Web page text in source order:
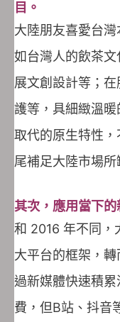
目。
大陸朋友喜愛台
如台灣人的飲茶
展文創設計等；
護等，具細緻溫
取代的原生特性
尾補足大陸市場所
其次，應用當下
和 2016 年不同，
大平台的框架，
過新媒體快速積
費，但B站、抖音